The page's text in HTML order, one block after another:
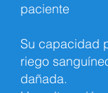
paciente
Su capacidad
riego
dañada.